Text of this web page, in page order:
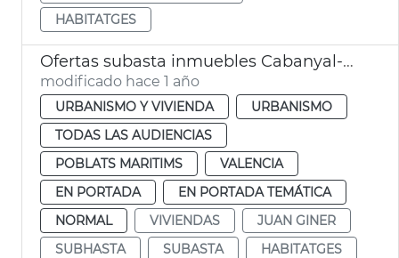
HABITATGES
Ofertas subasta inmuebles Cabanyal-Canyamelar València
modificado hace 1 año
URBANISMO Y VIVIENDA
URBANISMO
TODAS LAS AUDIENCIAS
POBLATS MARITIMS
VALENCIA
EN PORTADA
EN PORTADA TEMÁTICA
NORMAL
VIVIENDAS
JUAN GINER
SUBHASTA
SUBASTA
HABITATGES